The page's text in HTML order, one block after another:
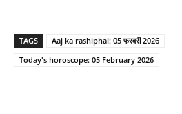
TAGS
Aaj ka rashiphal: 05 फरवरी 2026
Today's horoscope: 05 February 2026